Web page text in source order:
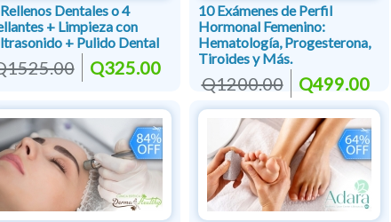
Dentales o 4
+ Limpieza con
+ Pulido Dental
Q325.00
10 Exámenes de Perfil
Hormonal Femenino:
Hematología, Progesterona,
Tiroides y Más.
Q1200.00 Q499.00